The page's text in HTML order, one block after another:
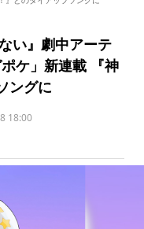
い』劇中アーテ
ポケ」新連載 『神
ングに
18:00